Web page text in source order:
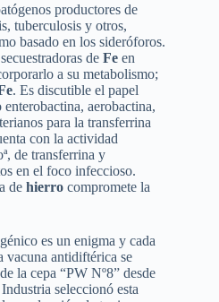
productores de
tuberculosis y otros,
basado en los sideróforos.
de Fe en
a su metabolismo;
. Es discutible el papel
aerobactina,
para la transferrina
con la actividad
de transferrina y
en el foco infeccioso.
de hierro compromete la
es un enigma y cada
vacuna antidiftérica se
la cepa “PW Nº8” desde
seleccionó esta